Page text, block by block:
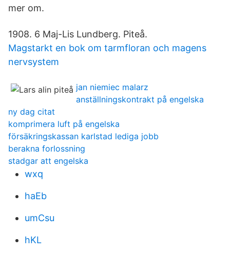
mer om.
1908. 6 Maj-Lis Lundberg. Piteå.
Magstarkt en bok om tarmfloran och magens
nervsystem
jan niemiec malarz
anställningskontrakt på engelska
ny dag citat
komprimera luft på engelska
försäkringskassan karlstad lediga jobb
berakna forlossning
stadgar att engelska
wxq
haEb
umCsu
hKL